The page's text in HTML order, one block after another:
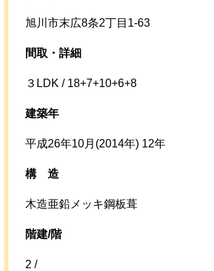
旭川市末広8条2丁目1-63
間取・詳細
３LDK / 18+7+10+6+8
建築年
平成26年10月(2014年) 12年
構 造
木造亜鉛メッキ鋼板葺
階建/階
2 /